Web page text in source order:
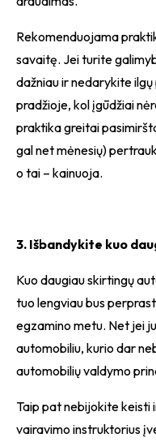
Rekomenduojama
savaitę. Jei turite
dažniau ir nedarykite
pradžioje, kol įgūdžiai
praktika greitai
gal net mėnesių)
o tai – kainuoja.
3. Išbandykite kuo
Kuo daugiau skirtingų
tuo lengviau bus
egzamino metu. Net jei
automobiliu, kurio dar
automobilių valdymo
Taip pat nebijokite keisti
vairavimo instruktorius